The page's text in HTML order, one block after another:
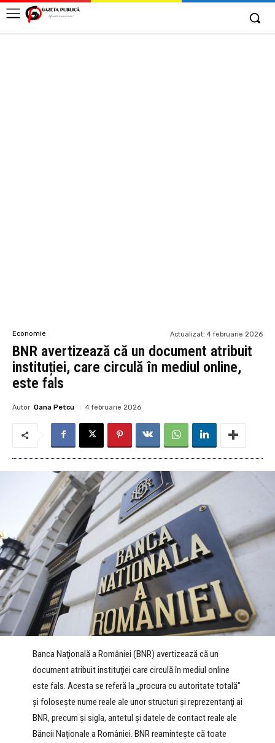
Economie Actualizat: 4 februarie 2026
BNR avertizează că un document atribuit
instituției, care circulă în mediul online,
este fals
Autor Oana Petcu 4 februarie 2026
Banca Naţională a României (BNR) avertizează că un
document atribuit instituţiei care circulă în mediul online
este fals. Acesta se referă la „procura cu autoritate totală”
şi foloseşte nume reale ale unor structuri şi reprezentanţi ai
BNR, precum şi sigla, antetul şi datele de contact reale ale
Băncii Naţionale a României. BNR reaminteşte că toate